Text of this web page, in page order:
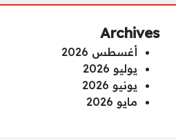
Archives
أغسطس 2026
يوليو 2026
يونيو 2026
مايو 2026